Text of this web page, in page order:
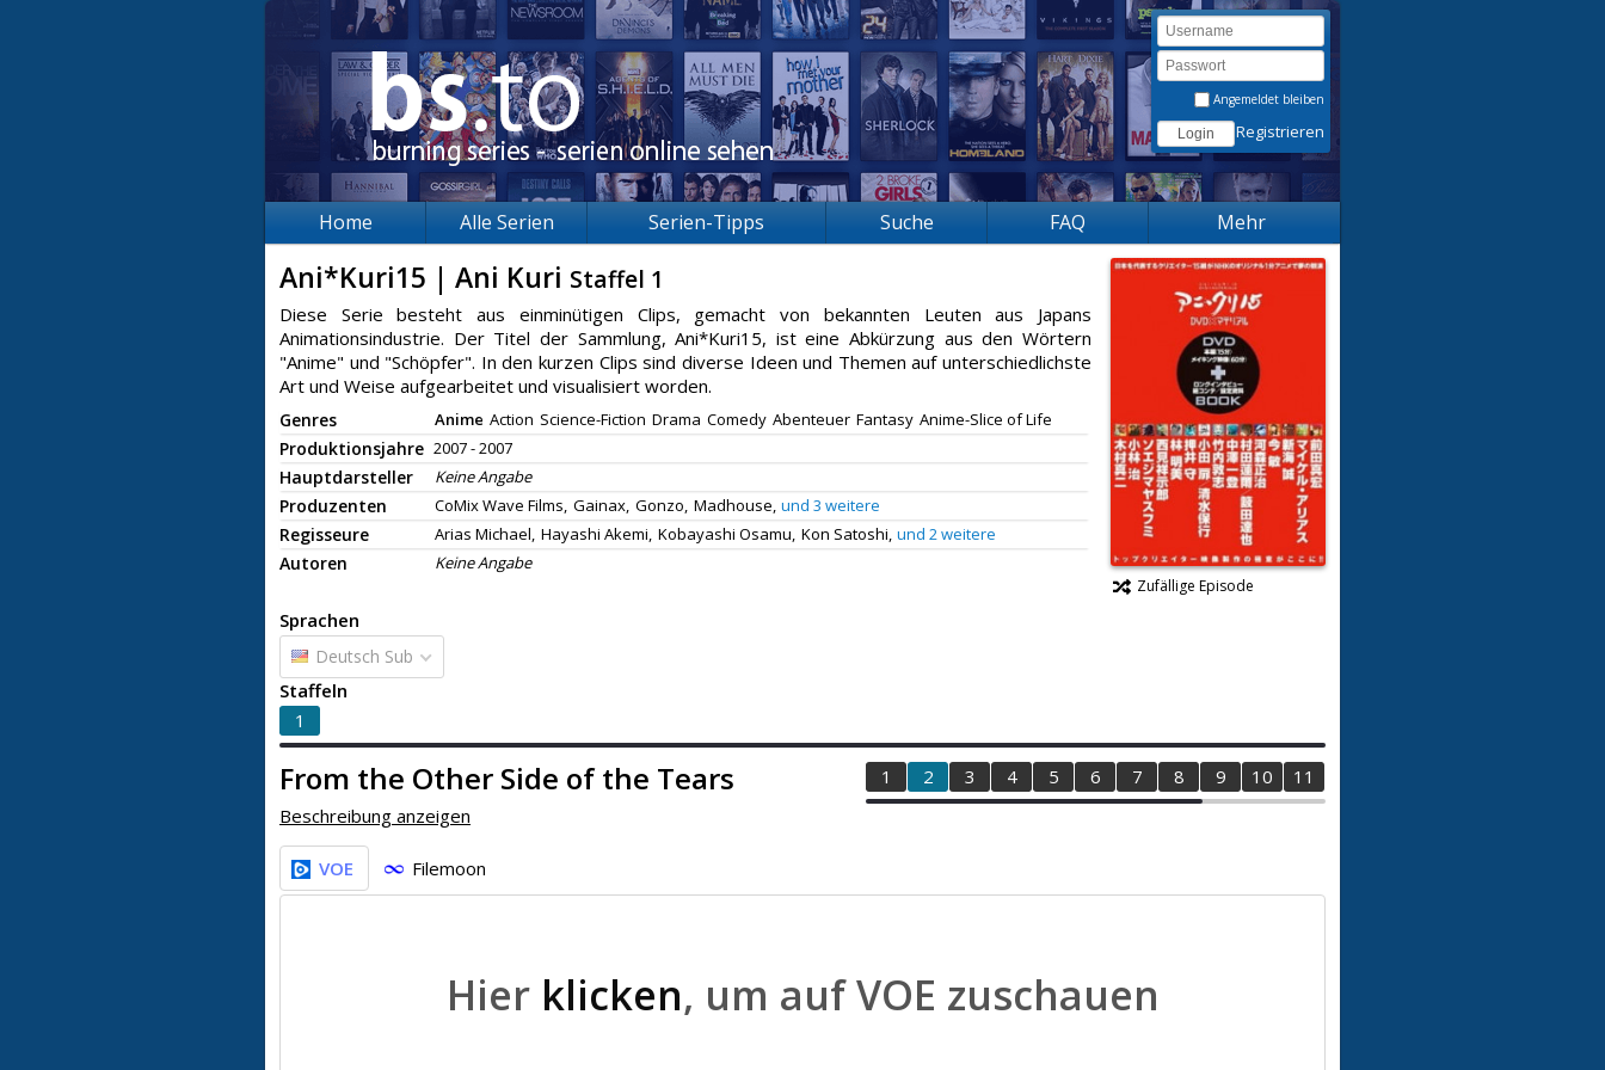
Angemeldet bleiben
Registrieren
Home Alle Serien Serien-Tipps Suche FAQ Mehr
Ani*Kuri15 | Ani Kuri Staffel 1
Diese Serie besteht aus einminütigen Clips, gemacht von bekannten Leuten aus Japans
Animationsindustrie. Der Titel der Sammlung, Ani*Kuri15, ist eine Abkürzung aus den Wörtern
"Anime" und "Schöpfer". In den kurzen Clips sind diverse Ideen und Themen auf unterschiedlichste
Art und Weise aufgearbeitet und visualisiert worden.
Genres Anime Action Science-Fiction Drama Comedy Abenteuer Fantasy Anime-Slice of Life
Produktionsjahre 2007 - 2007
Hauptdarsteller Keine Angabe
Produzenten CoMix Wave Films, Gainax, Gonzo, Madhouse, und 3 weitere
Regisseure Arias Michael, Hayashi Akemi, Kobayashi Osamu, Kon Satoshi, und 2 weitere
Autoren Keine Angabe
Zufällige Episode
Sprachen
Deutsch Sub
Staffeln
1
From the Other Side of the Tears 1 2 3 4 5 6 7 8 9 10 11
Beschreibung anzeigen
VOE Filemoon
Hier klicken, um auf VOE zuschauen